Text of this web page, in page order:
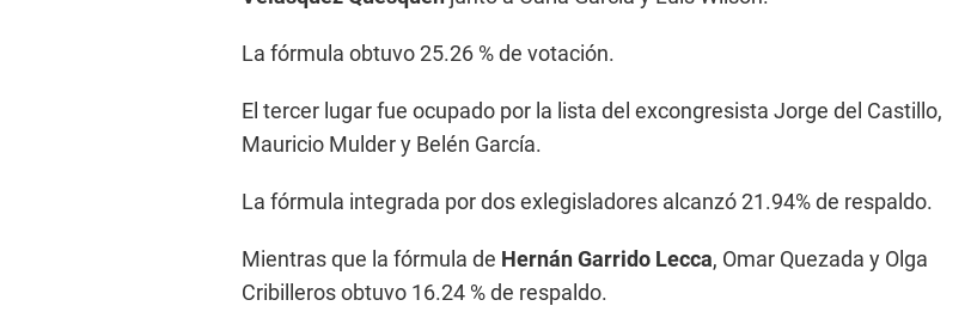
La fórmula obtuvo 25.26 % de votación.
El tercer lugar fue ocupado por la lista del excongresista Jorge del Castillo,
Mauricio Mulder y Belén García.
La fórmula integrada por dos exlegisladores alcanzó 21.94% de respaldo.
Mientras que la fórmula de Hernán Garrido Lecca, Omar Quezada y Olga
Cribilleros obtuvo 16.24 % de respaldo.